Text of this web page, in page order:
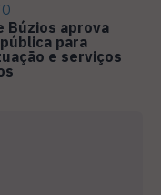
Búzios aprova
para
e serviços